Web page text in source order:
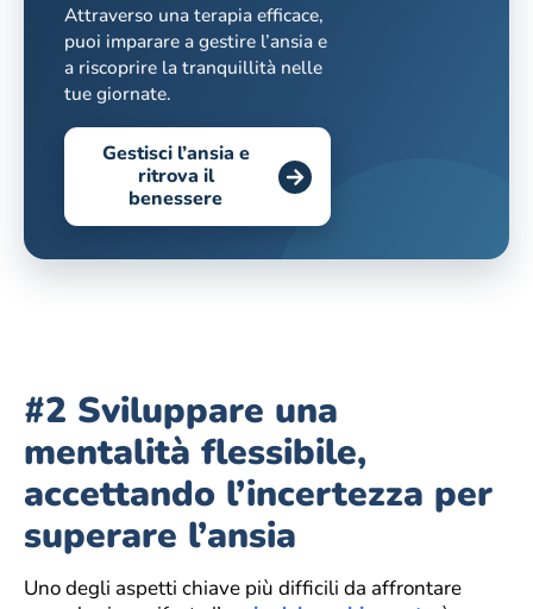
Attraverso una terapia efficace,
puoi imparare a gestire l’ansia e
a riscoprire la tranquillità nelle
tue giornate.
Gestisci l’ansia e
ritrova il
benessere
#2 Sviluppare una
mentalità flessibile,
accettando l’incertezza per
superare l’ansia
Uno degli aspetti chiave più difficili da affrontare